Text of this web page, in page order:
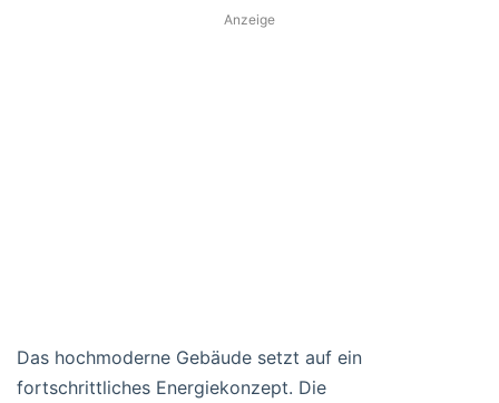
Anzeige
Das hochmoderne Gebäude setzt auf ein
fortschrittliches Energiekonzept. Die